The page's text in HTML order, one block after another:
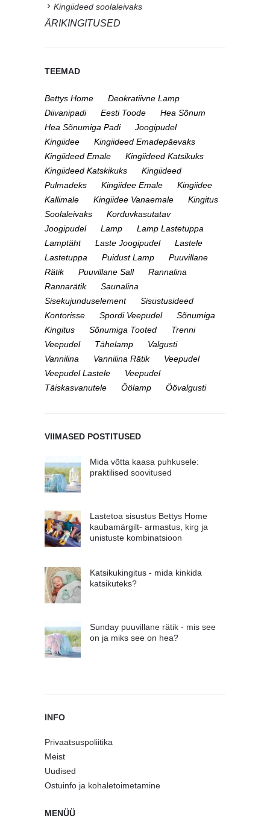
Kingiideed soolaleivaks
ÄRIKINGITUSED
TEEMAD
Bettys Home
Deokratiivne Lamp
Diivanipadi
Eesti Toode
Hea Sõnum
Hea Sõnumiga Padi
Joogipudel
Kingiidee
Kingiideed Emadepäevaks
Kingiideed Emale
Kingiideed Katsikuks
Kingiideed Katskikuks
Kingiideed
Pulmadeks
Kingiidee Emale
Kingiidee
Kallimale
Kingiidee Vanaemale
Kingitus
Soolaleivaks
Korduvkasutatav
Joogipudel
Lamp
Lamp Lastetuppa
Lamptäht
Laste Joogipudel
Lastele
Lastetuppa
Puidust Lamp
Puuvillane
Rätik
Puuvillane Sall
Rannalina
Rannarätik
Saunalina
Sisekujunduselement
Sisustusideed
Kontorisse
Spordi Veepudel
Sõnumiga
Kingitus
Sõnumiga Tooted
Trenni
Veepudel
Tähelamp
Valgusti
Vannilina
Vannilina Rätik
Veepudel
Veepudel Lastele
Veepudel
Täiskasvanutele
Öölamp Öövalgusti
VIIMASED POSTITUSED
Mida võtta kaasa puhkusele:
praktilised soovitused
Lastetoa sisustus Bettys Home
kaubamärgilt- armastus, kirg ja
unistuste kombinatsioon
Katsikukingitus - mida kinkida
katsikuteks?
Sunday puuvillane rätik - mis see
on ja miks see on hea?
INFO
Privaatsuspoliitika
Meist
Uudised
Ostuinfo ja kohaletoimetamine
MENÜÜ